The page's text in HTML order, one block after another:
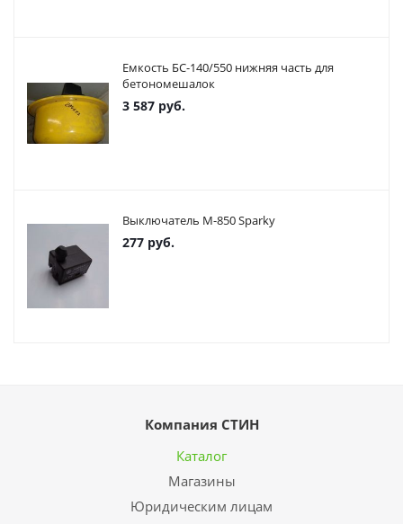
Емкость БС-140/550 нижняя часть для
бетономешалок
3 587 руб.
Выключатель М-850 Sparky
277 руб.
Компания СТИН
Каталог
Магазины
Юридическим лицам